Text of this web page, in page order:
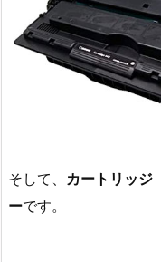
そして、 カートリッジ
ーです。